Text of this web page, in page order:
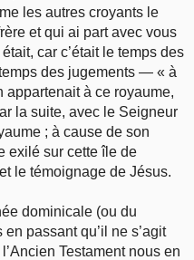
les autres croyants le
et qui ai part avec vous
car c’était le temps des
des jugements — « à
appartenait à ce royaume,
la suite, avec le Seigneur
; à cause de son
exilé sur cette île de
le témoignage de Jésus.
dominicale (ou du
passant qu’il ne s’agit
Testament nous en